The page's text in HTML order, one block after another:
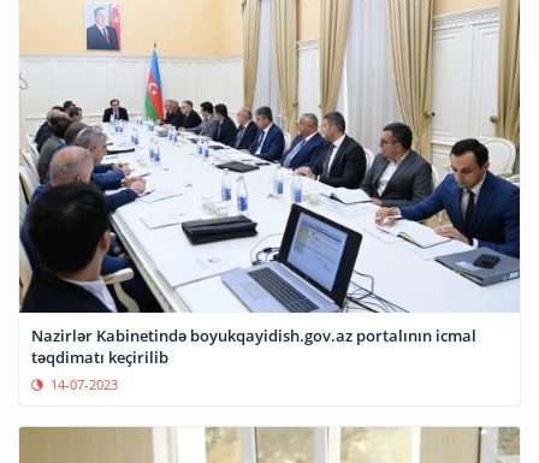
Nazirlər Kabinetində boyukqayidish.gov.az portalının icmal
təqdimatı keçirilib
14-07-2023